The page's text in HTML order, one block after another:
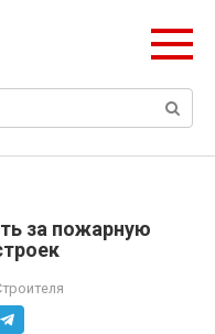
за пожарную